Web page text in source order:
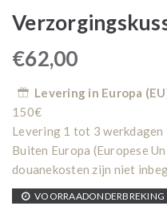
€62,00
Levering in Europa
150€
Levering 1 tot 3 werkdagen
Buiten Europa (Europese
douanekosten zijn niet
VOORRAADONDERBREKING